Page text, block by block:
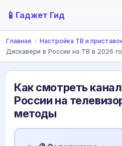
📱 Гаджет Гид
Главная › Настройка ТВ и
Дискавери в России на ТВ в 2026
Как смотреть
России на
методы